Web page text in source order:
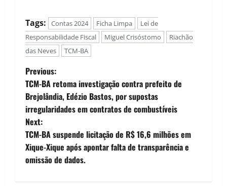
Tags: Contas 2024 Ficha Limpa
Lei de
Responsabilidade Fiscal
Miguel Crisóstomo
Riachão
das Neves
TCM-BA
P
o
s
t
n
Previous:
TCM-BA retoma investigação contra prefeito de
Brejolândia, Edézio Bastos, por supostas
irregularidades em contratos de combustíveis
Next:
TCM-BA suspende licitação de R$ 16,6 milhões em
Xique-Xique após apontar falta de transparência e
omissão de dados.